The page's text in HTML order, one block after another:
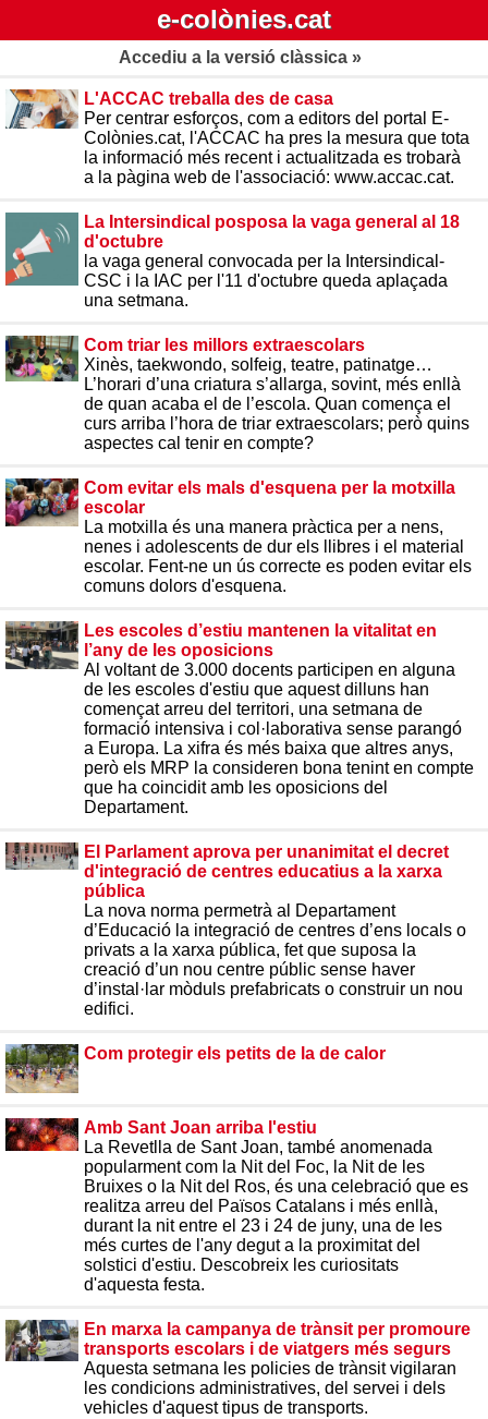
e-colònies.cat
Accediu a la versió clàssica »
L'ACCAC treballa des de casa
Per centrar esforços, com a editors del portal E-
Colònies.cat, l'ACCAC ha pres la mesura que tota
la informació més recent i actualitzada es trobarà
a la pàgina web de l'associació: www.accac.cat.
La Intersindical posposa la vaga general al 18
d'octubre
la vaga general convocada per la Intersindical-
CSC i la IAC per l'11 d'octubre queda aplaçada
una setmana.
Com triar les millors extraescolars
Xinès, taekwondo, solfeig, teatre, patinatge…
L’horari d’una criatura s’allarga, sovint, més enllà
de quan acaba el de l’escola. Quan comença el
curs arriba l’hora de triar extraescolars; però quins
aspectes cal tenir en compte?
Com evitar els mals d'esquena per la motxilla
escolar
La motxilla és una manera pràctica per a nens,
nenes i adolescents de dur els llibres i el material
escolar. Fent-ne un ús correcte es poden evitar els
comuns dolors d'esquena.
Les escoles d’estiu mantenen la vitalitat en
l’any de les oposicions
Al voltant de 3.000 docents participen en alguna
de les escoles d'estiu que aquest dilluns han
començat arreu del territori, una setmana de
formació intensiva i col·laborativa sense parangó
a Europa. La xifra és més baixa que altres anys,
però els MRP la consideren bona tenint en compte
que ha coincidit amb les oposicions del
Departament.
El Parlament aprova per unanimitat el decret
d'integració de centres educatius a la xarxa
pública
La nova norma permetrà al Departament
d’Educació la integració de centres d’ens locals o
privats a la xarxa pública, fet que suposa la
creació d’un nou centre públic sense haver
d’instal·lar mòduls prefabricats o construir un nou
edifici.
Com protegir els petits de la de calor
Amb Sant Joan arriba l'estiu
La Revetlla de Sant Joan, també anomenada
popularment com la Nit del Foc, la Nit de les
Bruixes o la Nit del Ros, és una celebració que es
realitza arreu del Països Catalans i més enllà,
durant la nit entre el 23 i 24 de juny, una de les
més curtes de l'any degut a la proximitat del
solstici d'estiu. Descobreix les curiositats
d'aquesta festa.
En marxa la campanya de trànsit per promoure
transports escolars i de viatgers més segurs
Aquesta setmana les policies de trànsit vigilaran
les condicions administratives, del servei i dels
vehicles d'aquest tipus de transports.